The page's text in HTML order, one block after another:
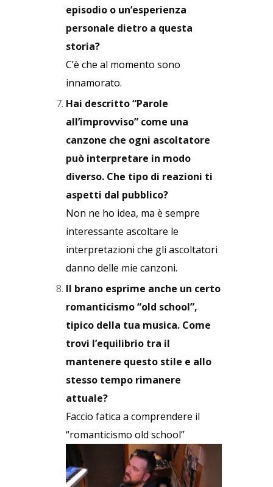
episodio o un’esperienza
personale dietro a questa
storia?
C’è che al momento sono
innamorato.
Hai descritto “Parole
all’improvviso” come una
canzone che ogni ascoltatore
può interpretare in modo
diverso. Che tipo di reazioni ti
aspetti dal pubblico?
Non ne ho idea, ma è sempre
interessante ascoltare le
interpretazioni che gli ascoltatori
danno delle mie canzoni.
Il brano esprime anche un certo
romanticismo “old school”,
tipico della tua musica. Come
trovi l’equilibrio tra il
mantenere questo stile e allo
stesso tempo rimanere
attuale?
Faccio fatica a comprendere il
“romanticismo old school”